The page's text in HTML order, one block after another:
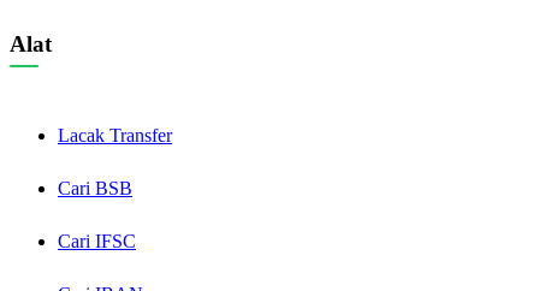
Alat
Lacak Transfer
Cari BSB
Cari IFSC